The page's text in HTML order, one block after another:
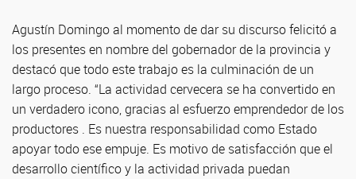
Agustín Domingo al momento de dar su discurso felicitó a
los presentes en nombre del gobernador de la provincia y
destacó que todo este trabajo es la culminación de un
largo proceso. “La actividad cervecera se ha convertido en
un verdadero icono, gracias al esfuerzo emprendedor de los
productores . Es nuestra responsabilidad como Estado
apoyar todo ese empuje. Es motivo de satisfacción que el
desarrollo científico y la actividad privada puedan